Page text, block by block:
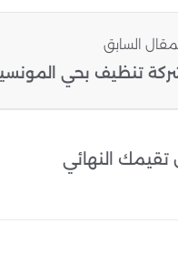
السابق
تنظيف بحي
تقيمك النهائي